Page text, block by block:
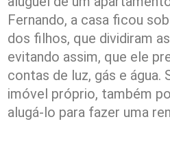
Fernando, a casa ficou
dos filhos, que dividiram
evitando assim, que ele
contas de luz, gás e água.
imóvel próprio, também
alugá-lo para fazer uma